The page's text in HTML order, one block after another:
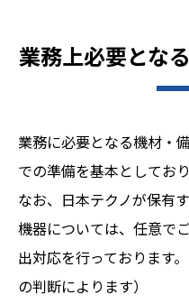
業務上必要とな
業務に必要となる機材・
での準備を基本としており
なお、日本テクノが保有
機器については、任意で
出対応を行っております
の判断によります）